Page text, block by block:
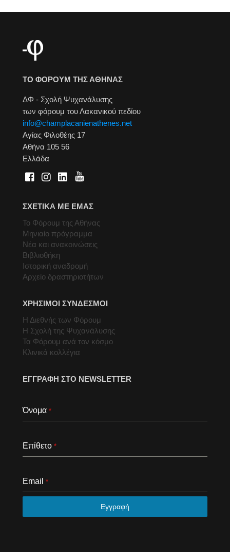
ΤΟ ΦΟΡΟΥΜ ΤΗΣ ΑΘΗΝΑΣ
ΔΦ - Σχολή Ψυχανάλυσης
των φόρουμ του Λακανικού πεδίου
info@champlacanienathenes.net
Αγίας Φιλοθέης 17
Αθήνα 105 56
Ελλάδα
ΣΧΕΤΙΚΑ ΜΕ ΕΜΑΣ
Το Φόρουμ της Αθήνας
Μηνιαίο πρόγραμμα
Νέα και ανακοινώσεις
Βιβλιοθήκη
Ιστορική αναδρομή
Αρχείο δραστηριοτήτων
ΧΡΗΣΙΜΟΙ ΣΥΝΔΕΣΜΟΙ
Η Διεθνής των Φόρουμ
Η Σχολή της Ψυχανάλυσης
Τα Φόρουμ ανά τον κόσμο
Κλινικά κολλέγια
ΕΓΓΡΑΦΗ ΣΤΟ NEWSLETTER
Όνομα *
Επίθετο *
Email *
Εγγραφή